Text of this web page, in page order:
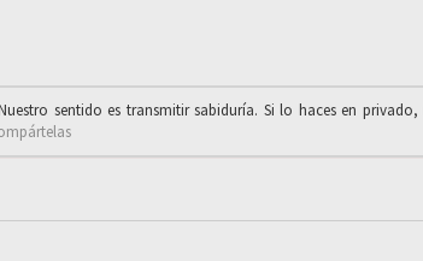
sentido es transmitir sabiduría. Si lo haces en